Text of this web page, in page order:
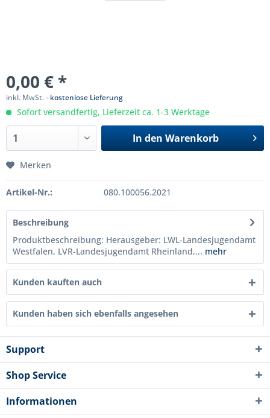
0,00 € *
inkl. MwSt. - kostenlose Lieferung
Sofort versandfertig, Lieferzeit ca. 1-3 Werktage
In den Warenkorb
Merken
Artikel-Nr.: 080.100056.2021
Beschreibung
Produktbeschreibung: Herausgeber: LWL-Landesjugendamt
Westfalen, LVR-Landesjugendamt Rheinland,... mehr
Kunden kauften auch
Kunden haben sich ebenfalls angesehen
Support
Shop Service
Informationen